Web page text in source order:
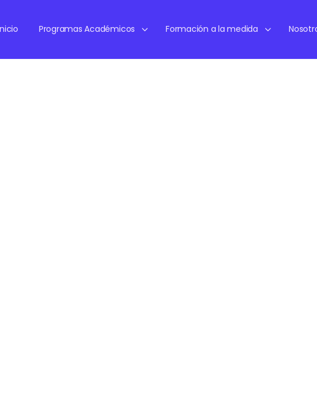
Programas Académicos Formación a la medida